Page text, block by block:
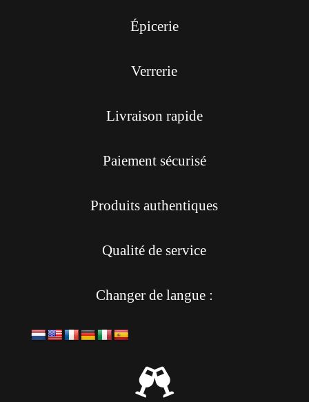
Épicerie
Verrerie
Livraison rapide
Paiement sécurisé
Produits authentiques
Qualité de service
Changer de langue :
